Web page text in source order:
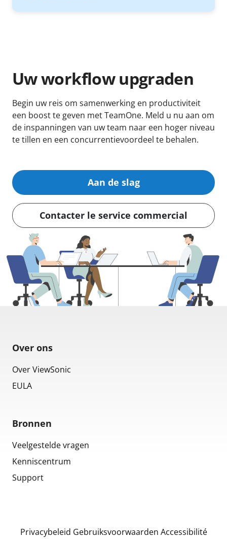
Uw workflow upgraden
Begin uw reis om samenwerking en productiviteit
een boost te geven met TeamOne. Meld u nu aan om
de inspanningen van uw team naar een hoger niveau
te tillen en een concurrentievoordeel te behalen.
Aan de slag
Contacter le service commercial
Over ons
Over ViewSonic
EULA
Bronnen
Veelgestelde vragen
Kenniscentrum
Support
Privacybeleid Gebruiksvoorwaarden Accessibilité